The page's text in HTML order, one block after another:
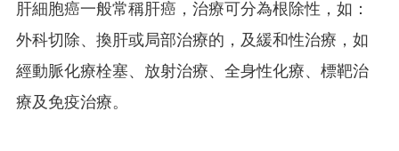
肝細胞癌一般常稱肝癌，治療可分為根除性，如：
外科切除、換肝或局部治療的，及緩和性治療，如
經動脈化療栓塞、放射治療、全身性化療、標靶治
療及免疫治療。